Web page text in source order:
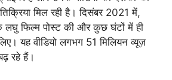
मिल रही है। दिसंबर 2021 में,
फिल्म पोस्ट की और कुछ घंटों में ही
यह वीडियो लगभग 51 मिलियन व्यूज़
रहे हैं।